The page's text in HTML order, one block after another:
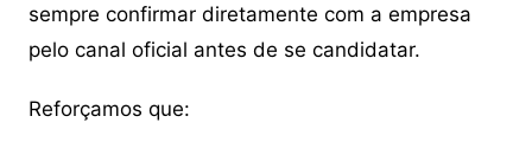
sempre confirmar diretamente com a empresa
pelo canal oficial antes de se candidatar.
Reforçamos que: